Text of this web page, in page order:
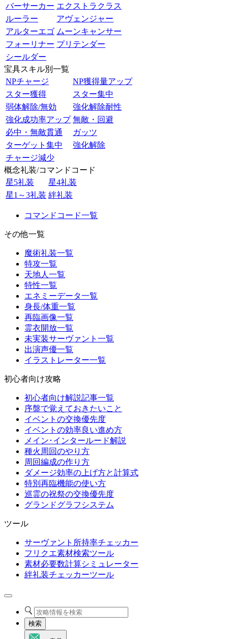
バーサーカー エクストラクラス
ルーラー
アヴェンジャー
アルターエゴ ムーンキャンサー
フォーリナー プリテンダー
シールダー
宝具スキル別一覧
NPチャージ
NP獲得量アップ
スター獲得
スター集中
弱体解除/無効
強化解除耐性
強化成功率アップ 無敵・回避
必中・無敵貫通
ガッツ
ターゲット集中
強化解除
チャージ減少
概念礼装/コマンドコード
星5礼装
星4礼装
星1～3礼装 絆礼装
コマンドコード一覧
その他一覧
魔術礼装一覧
特攻一覧
天地人一覧
特性一覧
エネミーデータ一覧
身長/体重一覧
再臨画像一覧
霊衣開放一覧
未実装サーヴァント一覧
出演声優一覧
イラストレーター一覧
初心者向け攻略
初心者向け解説記事一覧
序盤で覚えておきたいこと
イベントの交換優先度
イベントの効率良い進め方
メイン･インタールード解説
種火周回のやり方
周回編成の作り方
ダメージ効率の上げ方と計算式
特別再臨機能の使い方
巡霊の祝祭の交換優先度
グランドグラフシステム
ツール
サーヴァント所持率チェッカー
フリクエ素材検索ツール
素材必要数計算シミュレーター
絆礼装チェッカーツール
検索